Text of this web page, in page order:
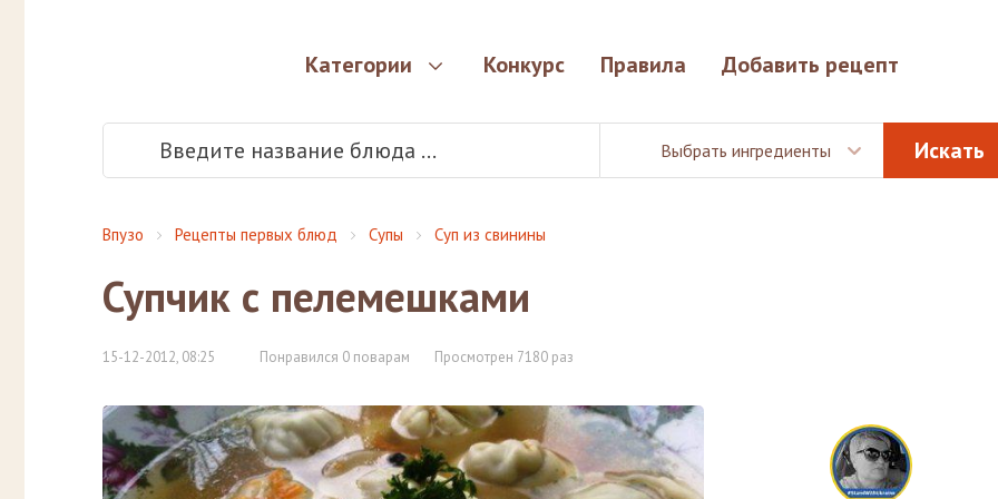
Категории Конкурс Правила Добавить рецепт
Выбрать ингредиенты
Впузо Рецепты первых блюд Супы Суп из свинины
Супчик с пелемешками
15-12-2012, 08:25 Понравился 0 поварам Просмотрен 7180 раз